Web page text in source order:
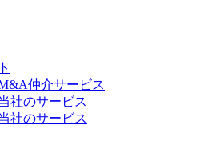
仲介サービス
社のサービス
社のサービス